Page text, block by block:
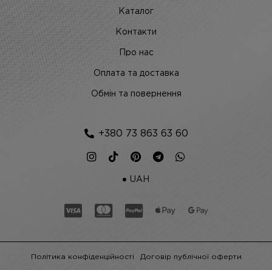
Каталог
Контакти
Про нас
Оплата та доставка
Обмін та повернення
+380 73 863 63 60
UAH
Політика конфіденційності Договір публічної оферти